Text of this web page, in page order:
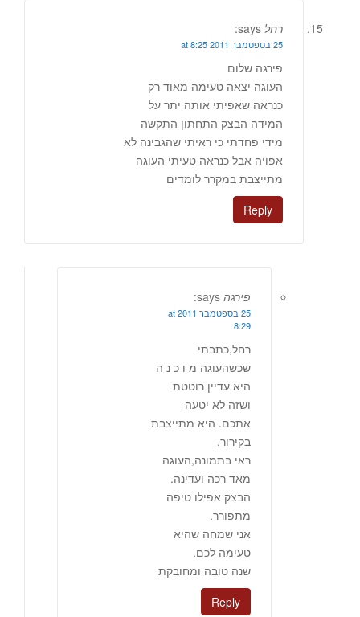
רחל says:
25 בספטמבר 2011 at 8:25
פירגה שלום
העוגה יצאה טעימה מאוד רק
כנראה שאפיתי אותה יתר על
המידה הבצק התחתון התקשה
מידי פחדתי כי ראיתי שהגבינה לא
אפויה אבל כנראה טעיתי העוגה
מתייצבת במקרר לומדים
Reply
פירגה says:
25 בספטמבר 2011 at
8:29
רחל,כתבתי
שכשהעוגה מ ו כ נ ה
היא עדיין רוטטת
ושזה לא יטעה
אתכם. היא מתייצבת
בקירור.
ראי בתמונה,העוגה
מאד רכה ועדינה.
הבצק אפילו טיפה
מתפורר.
אני שמחה שהיא
טעימה לכם.
שנה טובה ומחובקת
Reply